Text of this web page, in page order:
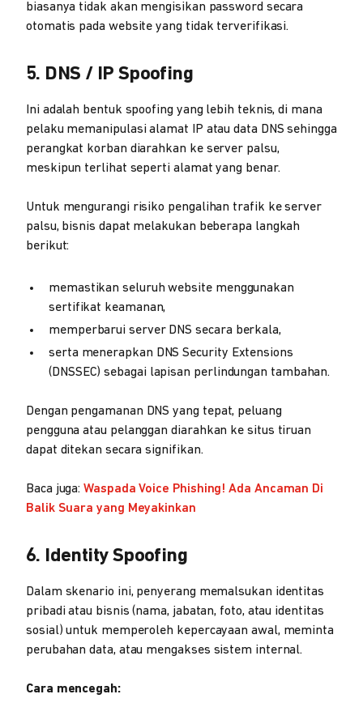
biasanya tidak akan mengisikan password secara
otomatis pada website yang tidak terverifikasi.
5. DNS / IP Spoofing
Ini adalah bentuk spoofing yang lebih teknis, di mana
pelaku memanipulasi alamat IP atau data DNS sehingga
perangkat korban diarahkan ke server palsu,
meskipun terlihat seperti alamat yang benar.
Untuk mengurangi risiko pengalihan trafik ke server
palsu, bisnis dapat melakukan beberapa langkah
berikut:
memastikan seluruh website menggunakan
sertifikat keamanan,
memperbarui server DNS secara berkala,
serta menerapkan DNS Security Extensions
(DNSSEC) sebagai lapisan perlindungan tambahan.
Dengan pengamanan DNS yang tepat, peluang
pengguna atau pelanggan diarahkan ke situs tiruan
dapat ditekan secara signifikan.
Baca juga:Waspada Voice Phishing! Ada Ancaman Di
Balik Suara yang Meyakinkan
6. Identity Spoofing
Dalam skenario ini, penyerang memalsukan identitas
pribadi atau bisnis (nama, jabatan, foto, atau identitas
sosial) untuk memperoleh kepercayaan awal, meminta
perubahan data, atau mengakses sistem internal.
Cara mencegah: